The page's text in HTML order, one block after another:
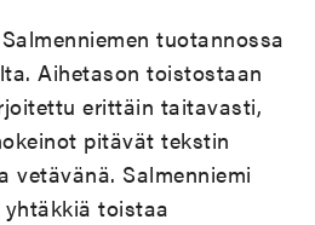
tuotannossa
Aihetason toistostaan
erittäin taitavasti,
pitävät tekstin
vetävänä. Salmenniemi
toistaa